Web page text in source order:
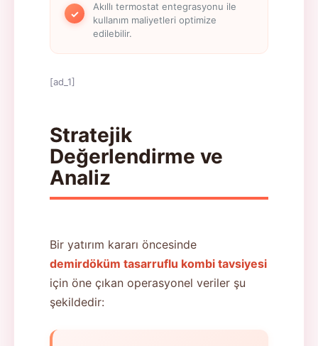
✓
Akıllı termostat entegrasyonu ile
kullanım maliyetleri optimize
edilebilir.
[ad_1]
Stratejik
Değerlendirme ve
Analiz
Bir yatırım kararı öncesinde
demirdöküm tasarruflu kombi tavsiyesi
için öne çıkan operasyonel veriler şu
şekildedir: